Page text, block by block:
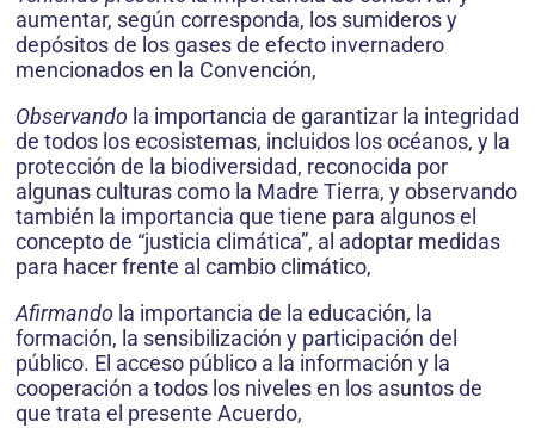
aumentar, según corresponda, los sumideros y
depósitos de los gases de efecto invernadero
mencionados en la Convención,
Observando la importancia de garantizar la integridad
de todos los ecosistemas, incluidos los océanos, y la
protección de la biodiversidad, reconocida por
algunas culturas como la Madre Tierra, y observando
también la importancia que tiene para algunos el
concepto de “justicia climática”, al adoptar medidas
para hacer frente al cambio climático,
Afirmando la importancia de la educación, la
formación, la sensibilización y participación del
público. El acceso público a la información y la
cooperación a todos los niveles en los asuntos de
que trata el presente Acuerdo,